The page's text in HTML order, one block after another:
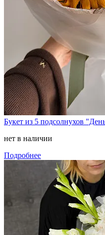
Букет из 5 подсолнухов
нет в наличии
Подробнее